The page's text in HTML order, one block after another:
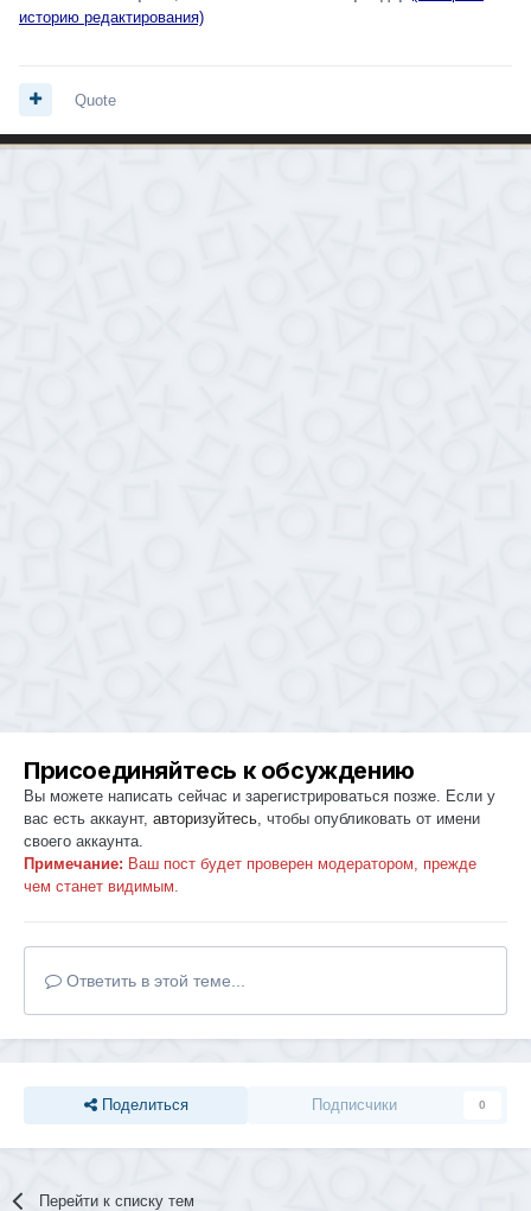
историю редактирования)
Quote
Присоединяйтесь к обсуждению
Вы можете написать сейчас и зарегистрироваться позже. Если у
вас есть аккаунт, авторизуйтесь , чтобы опубликовать от имени
своего аккаунта.
Примечание: Ваш пост будет проверен модератором, прежде
чем станет видимым.
Ответить в этой теме...
Поделиться Подписчики 0
Перейти к списку тем